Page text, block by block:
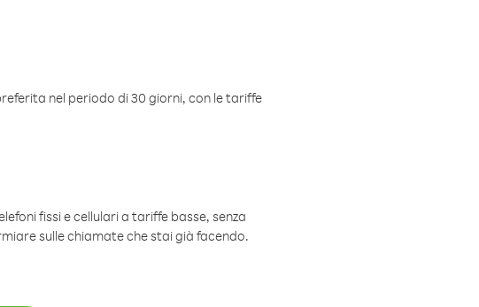
nel periodo di 30 giorni, con le tariffe
fissi e cellulari a tariffe basse, senza
sulle chiamate che stai già facendo.